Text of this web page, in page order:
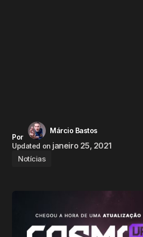
Por
Márcio Bastos
Updated on janeiro 25, 2021
Notícias